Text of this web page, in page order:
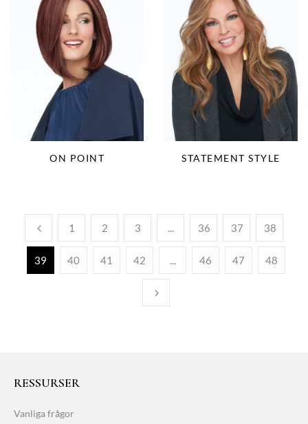
ON POINT STATEMENT STYLE
1 2 3 ... 36 37 38
39 40 41 42 ... 46 47 48
RESSURSER
Vanliga frågor